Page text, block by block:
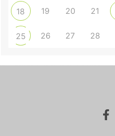
18 19 20 21
25 26 27 28